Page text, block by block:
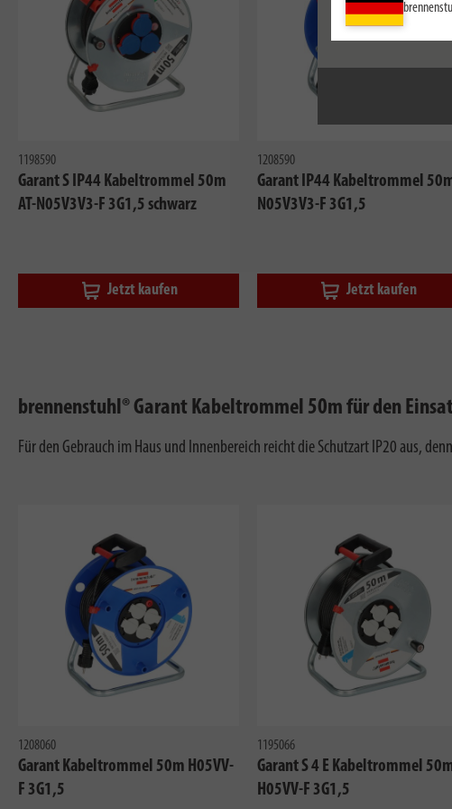
1198590
Garant S IP44 Kabeltrommel 50m
AT-N05V3V3-F 3G1,5 schwarz
Jetzt kaufen
1208590
Garant IP44 Kabeltrommel
N05V3V3-F 3G1,5
Jetzt kaufen
brennenstuhl® Garant Kabeltrommel 50m für den
Für den Gebrauch im Haus und Innenbereich reicht die Schutzart IP20 aus,
1208060
Garant Kabeltrommel 50m H05VV-
F 3G1,5
1195066
Garant S 4 E Kabeltrommel
H05VV-F 3G1,5